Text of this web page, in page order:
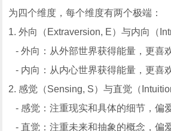
为四个维度，每个维度有两个极端：
1. 外向（Extraversion, E）与内向（
- 外向：从外部世界获得能量，更喜
- 内向：从内心世界获得能量，更喜
2. 感觉（Sensing, S）与直觉（
- 感觉：注重现实和具体的细节，偏
- 直觉：注重未来和抽象的概念，偏